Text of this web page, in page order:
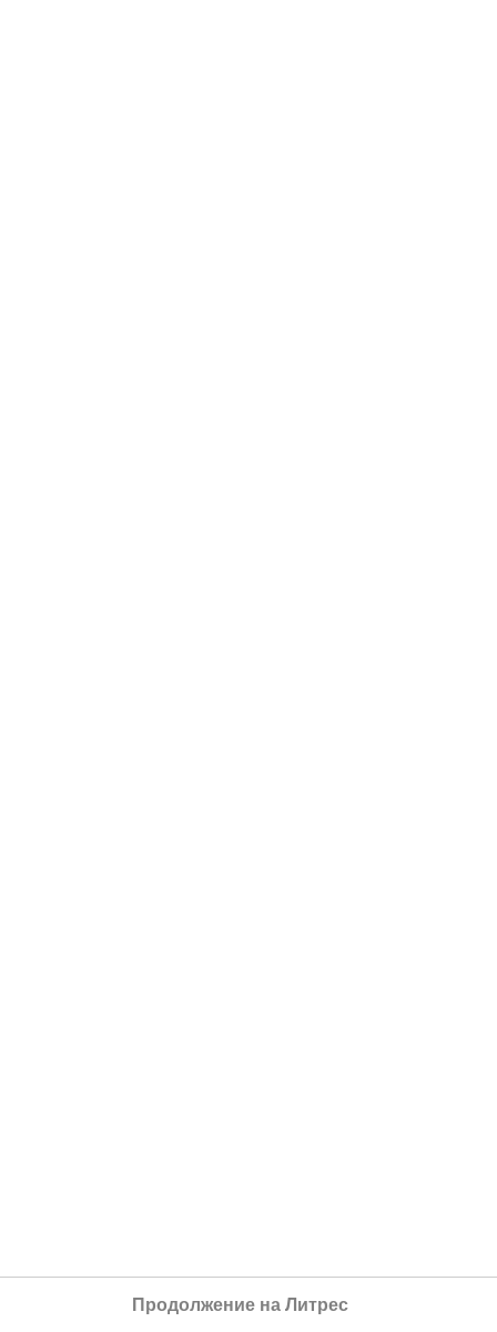
Продолжение на Литрес